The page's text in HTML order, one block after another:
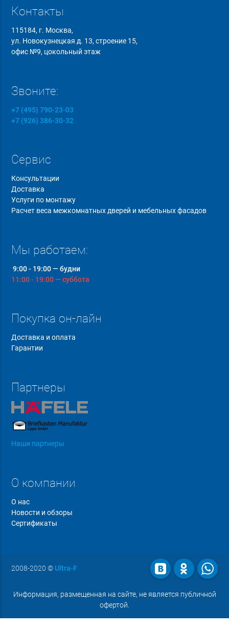
Контакты
115184, г. Москва,
ул. Новокузнецкая д. 13, строение 15,
офис №9, цокольный этаж
Звоните:
+7 (495) 790-23-03
+7 (926) 386-30-32
Сервис
Консультации
Доставка
Услуги по монтажу
Расчет веса межкомнатных дверей и мебельных фасадов
Мы работаем:
9:00 - 19:00 — будни
11:00 - 19:00 — суббота
Покупка он-лайн
Доставка и оплата
Гарантии
Партнеры
Наши партнеры
О компании
О нас
Новости и обзоры
Сертификаты
2008-2020 © Ultra-F
Информация, размещенная на сайте, не является публичной
офертой.